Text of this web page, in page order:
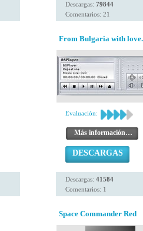
Descargas: 79844
Comentarios: 21
From Bulgaria with love.
Evaluación:
Más información…
DESCARGAS
Descargas: 41584
Comentarios: 1
Space Commander Red